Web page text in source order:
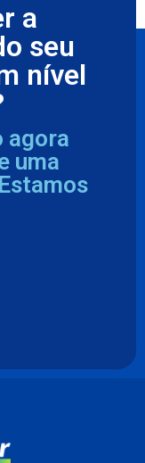
a
seu
nível
agora
uma